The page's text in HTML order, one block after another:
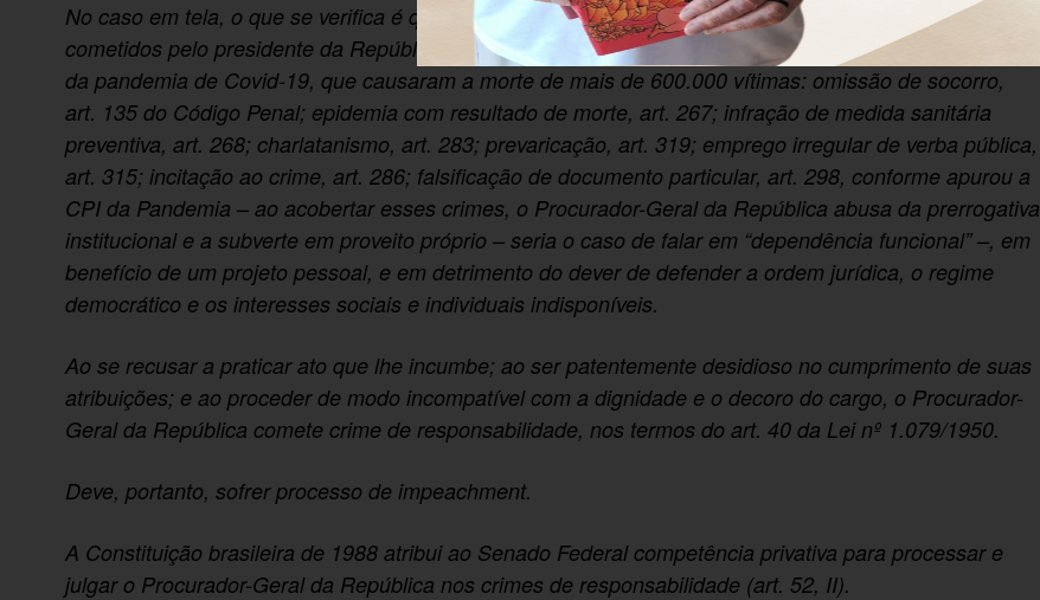
No caso em tela, o que se verifica é que o Procurador-Geral da República, ao acobertar os crimes
cometidos pelo presidente da República – avultam entre os mais graves os crimes relativos à gestão
da pandemia de Covid-19, que causaram a morte de mais de 600.000 vítimas: omissão de socorro,
art. 135 do Código Penal; epidemia com resultado de morte, art. 267; infração de medida sanitária
preventiva, art. 268; charlatanismo, art. 283; prevaricação, art. 319; emprego irregular de verba pública,
art. 315; incitação ao crime, art. 286; falsificação de documento particular, art. 298, conforme apurou a
CPI da Pandemia – ao acobertar esses crimes, o Procurador-Geral da República abusa da prerrogativa
institucional e a subverte em proveito próprio – seria o caso de falar em “dependência funcional” –, em
benefício de um projeto pessoal, e em detrimento do dever de defender a ordem jurídica, o regime
democrático e os interesses sociais e individuais indisponíveis.
Ao se recusar a praticar ato que lhe incumbe; ao ser patentemente desidioso no cumprimento de suas
atribuições; e ao proceder de modo incompatível com a dignidade e o decoro do cargo, o Procurador-
Geral da República comete crime de responsabilidade, nos termos do art. 40 da Lei nº 1.079/1950.
Deve, portanto, sofrer processo de impeachment.
A Constituição brasileira de 1988 atribui ao Senado Federal competência privativa para processar e
julgar o Procurador-Geral da República nos crimes de responsabilidade (art. 52, II).